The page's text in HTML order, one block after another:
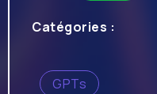
Catégories :
GPTs